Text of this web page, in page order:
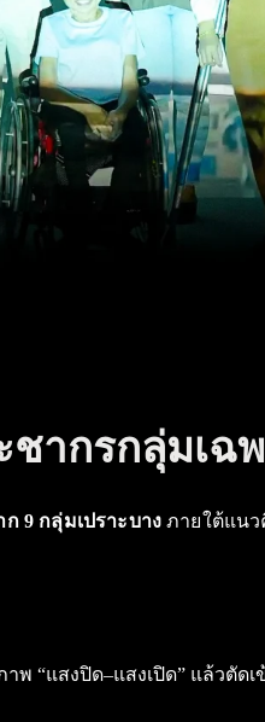
ากรกลุ่มเฉ
ก 9 กลุ่มเปราะบาง ภายใต้แน
“แสงปิด–แสงเปิด” แล้วตัดเ